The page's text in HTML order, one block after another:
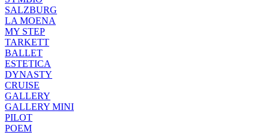
SALZBURG
LA MOENA
MY STEP
TARKETT
BALLET
ESTETICA
DYNASTY
CRUISE
GALLERY
GALLERY MINI
PILOT
POEM